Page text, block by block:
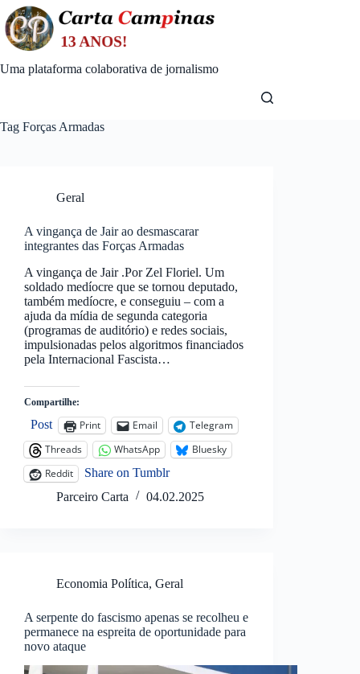
Skip
to
content
Uma plataforma colaborativa de jornalismo
Tag Forças Armadas
Geral
A vingança de Jair ao desmascarar
integrantes das Forças Armadas
A vingança de Jair .Por Zel Floriel. Um
soldado medíocre que se tornou deputado,
também medíocre, e conseguiu – com a
ajuda da mídia de segunda categoria
(programas de auditório) e redes sociais,
impulsionadas pelos algoritmos financiados
pela Internacional Fascista…
Compartilhe:
Post Print Email
Telegram
Threads
WhatsApp
Bluesky
Reddit
Share on Tumblr
Parceiro Carta
04.02.2025
Economia Política, Geral
A serpente do fascismo apenas se recolheu e
permanece na espreita de oportunidade para
novo ataque